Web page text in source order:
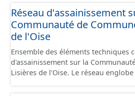
individuel (SPANC).
Réseau d'assainissement
Communauté de
de l'Oise
Ensemble des éléments techniques
d'assainissement sur la
Lisières de l'Oise. Le réseau